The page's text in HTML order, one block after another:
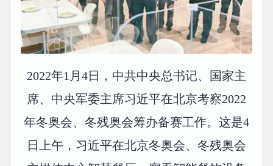
2022年1月4日，中共中央总书记、国家主
席、中央军委主席习近平在北京考察2022
年冬奥会、冬残奥会筹办备赛工作。这是4
日上午，习近平在北京冬奥会、冬残奥会